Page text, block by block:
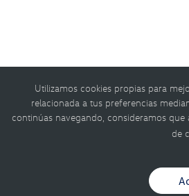
Utilizamos cookies propias para
relacionada a tus preferencias
continúas navegando, consideramos
de